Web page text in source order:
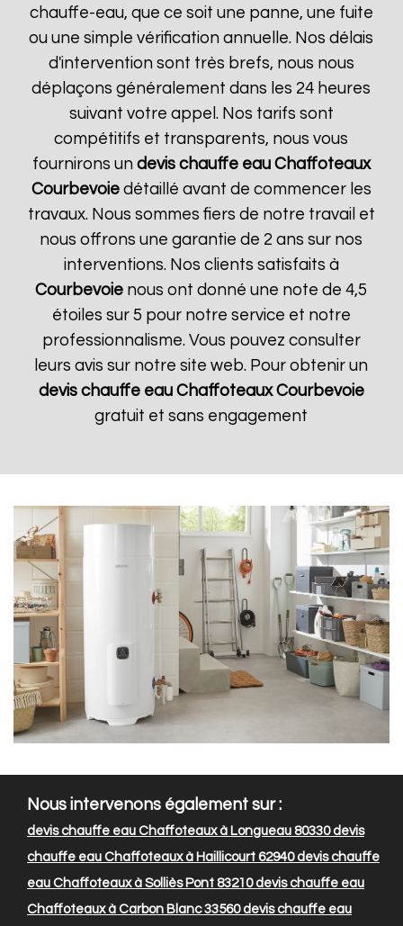
chauffe-eau, que ce soit une panne, une fuite
ou une simple vérification annuelle. Nos délais
d'intervention sont très brefs, nous nous
déplaçons généralement dans les 24 heures
suivant votre appel. Nos tarifs sont
compétitifs et transparents, nous vous
fournirons un devis chauffe eau Chaffoteaux
Courbevoiedétaillé avant de commencer les
travaux. Nous sommes fiers de notre travail et
nous offrons une garantie de 2 ans sur nos
interventions. Nos clients satisfaits à
Courbevoie nous ont donné une note de 4,5
étoiles sur 5 pour notre service et notre
professionnalisme. Vous pouvez consulter
leurs avis sur notre site web. Pour obtenir un
devis chauffe eau Chaffoteaux Courbevoie
gratuit et sans engagement
Nous intervenons également sur :
devis chauffe eau Chaffoteaux à Longueau 80330devis
chauffe eau Chaffoteaux à Haillicourt 62940devis chauffe
eau Chaffoteaux à Solliès Pont 83210devis chauffe eau
Chaffoteaux à Carbon Blanc 33560devis chauffe eau